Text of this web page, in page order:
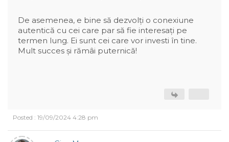
De asemenea, e bine să dezvolți o conexiune
autentică cu cei care par să fie interesați pe
termen lung. Ei sunt cei care vor investi în tine.
Mult succes și rămâi puternică!
Posted : 19/09/2024 4:28 pm